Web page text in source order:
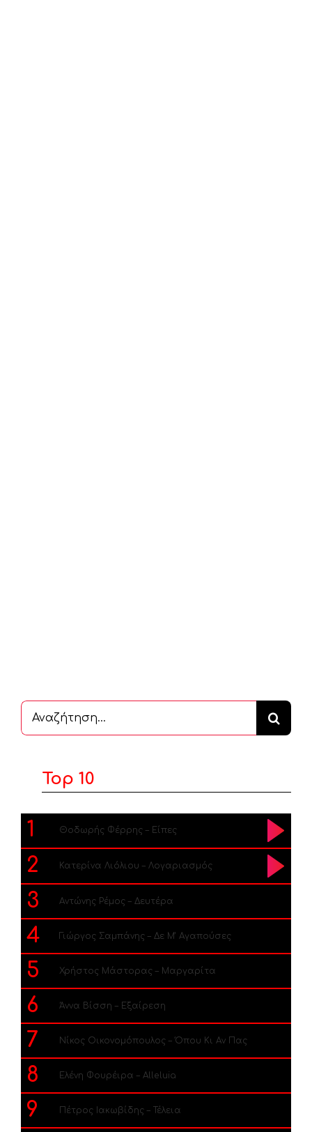
Αναζήτηση
...
Top 10
1 Θοδωρής Φέρρης – Είπες
2 Κατερίνα Λιόλιου – Λογαριασμός
3 Αντώνης Ρέμος – Δευτέρα
4 Γιώργος Σαμπάνης – Δε Μ’ Αγαπούσες
5 Χρήστος Μάστορας – Μαργαρίτα
6 Άννα Βίσση – Εξαίρεση
7 Νίκος Οικονομόπουλος – Όπου Κι Αν Πας
8 Ελένη Φουρέιρα – Alleluia
9 Πέτρος Ιακωβίδης – Τέλεια